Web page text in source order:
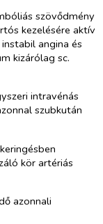
szövődmény
kezelésére aktív
angina és
kizárólag sc.
intravénás
szubkután
kör artériás
azonnali